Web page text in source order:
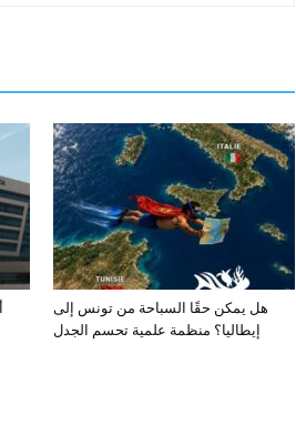
هل يمكن حقًا السباحة من تونس إلى
إيطاليا؟ منظمة علمية تحسم الجدل